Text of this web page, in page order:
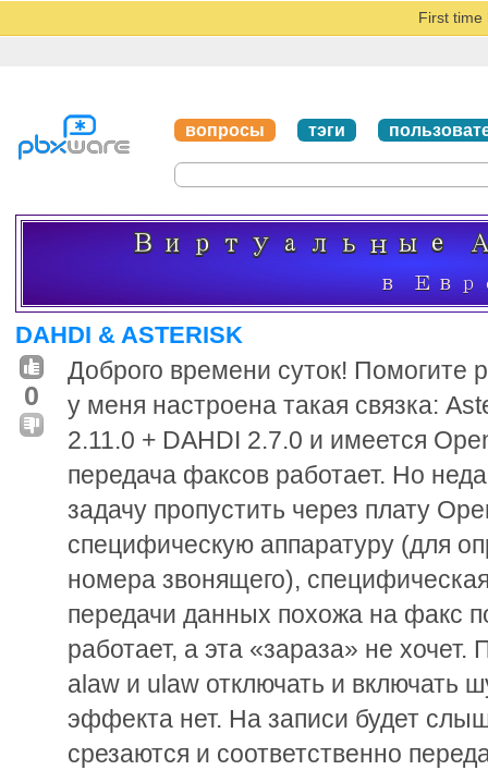
First time
вопросы тэги
DAHDI & ASTERISK
0
Доброго времени суток! Помогите
у меня настроена такая связка:
2.11.0 + DAHDI 2.7.0 и имеется
передача факсов работает. Но
задачу пропустить через плату
специфическую аппаратуру (для
номера звонящего),
передачи данных похожа на факс
работает, а эта «зараза» не хочет.
alaw и ulaw отключать и включать
эффекта нет. На записи будет
срезаются и соответственно